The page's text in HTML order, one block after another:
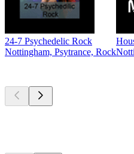
24-7 Psychedelic Rock
Nottingham, Psytrance, Rock